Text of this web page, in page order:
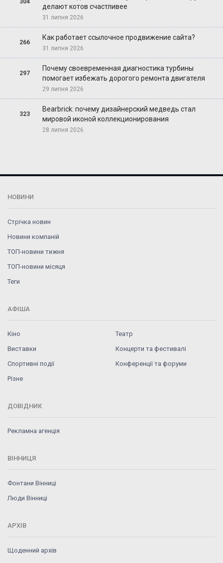
делают котов счастливее
31 липня 2026
266
Как работает ссылочное продвижение сайта?
31 липня 2026
297
Почему своевременная диагностика турбины
помогает избежать дорогого ремонта двигателя
29 липня 2026
323
Bearbrick: почему дизайнерский медведь стал
мировой иконой коллекционирования
28 липня 2026
НОВИНИ
Стрічка новин
Новини компаній
ТОП-новини тижня
ТОП-новини місяця
Теги
АФІША
Кіно
Театр
Виставки
Концерти та фестивалі
Спортивні події
Конференції та форуми
Різне
ДОВІДНИК
Рекламна агенція
ВІННИЦЯ
Фонтани Вінниці
Люди Вінниці
АРХІВ
Щоденний архів